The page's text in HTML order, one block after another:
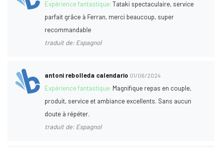
Expérience fantastique:Tataki spectaculaire, service
parfait grâce à Ferran, merci beaucoup, super
recommandable
traduit de: Espagnol
antoni rebolleda calendario 01/06/2024
Expérience fantastique: Magnifique repas en couple,
produit, service et ambiance excellents. Sans aucun
doute à répéter.
traduit de: Espagnol